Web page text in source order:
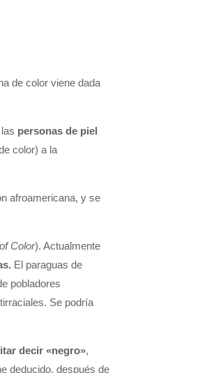
de color viene dada
personas de piel
color) a la
afroamericana, y se
Color). Actualmente
El paraguas de
pobladores
Se podría
decir «negro»,
deducido, después de